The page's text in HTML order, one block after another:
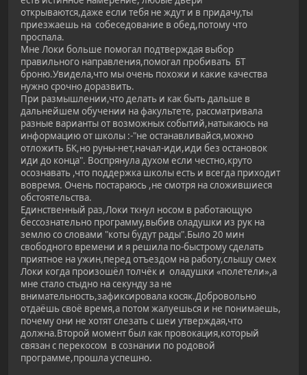
открываются,даже если тебя не ждут и в придачу,ты
приезжаешь на собеседование в обед,потому что
проспала.
Мне Локи больше помогал подтверждая выбор
правильного направления,помогал пробивать БТ
броню.Увидела,что мы очень похожи и какие качества
нужно срочно доразвить.
При размышлении,что делать и как быть дальше в
дальнейшем обучении на факультете, рассматривала
разные варианты от возможных событий,натыкаюсь на
информацию от школы :-"не останавливайся,можно
отложить БК,но руны-нет,начал-иди,иди без остановок
иди до конца". Воспрянула духом если честно,круто
осознавать ,что поддержка школы есть и всегда приходит
вовремя. Очень постараюсь ,не смотря на сложившиеся
обстоятельства.
Единственный раз,Локи ткнул носом в работающую
бессознательно программу,выбив оладушки из рук на
землю со словами "коты будут рады".Было 20 мин
свободного времени и я решила по-быстрому сделать
приятное на ужин,перед отъездом на работу,слышу смех
Локи когда произошёл толчёк и оладушки «полетели»,а
мне стало стыдно на секунду за не
внимательность,зафиксировала косяк.Добровольно
отдаёшь своё время,а потом жалуешься и не понимаешь,
почему они не хотят слезать с шеи утверждая,что
должна.Второй момент был как провокация,который
связан с перекосом в сознании по родовой
программе,прошла успешно.